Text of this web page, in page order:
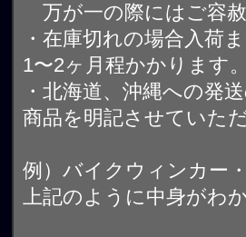
万が一の際にはご容
・在庫切れの場合入荷
1〜2ヶ月程かかります
・北海道、沖縄への発
商品を明記させていた
例）バイクウィンカー
上記のように中身がわ